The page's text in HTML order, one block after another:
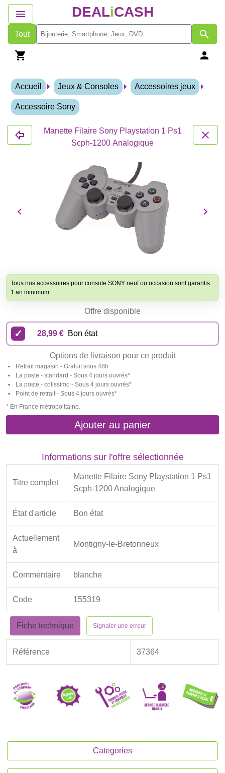
DEALiCASH
Tout
Accueil Jeux & Consoles Accessoires jeux
Accessoire Sony
Manette Filaire Sony Playstation 1 Ps1
Scph-1200 Analogique
Tous nos accessoires pour console SONY neuf ou occasion sont garantis
1 an minimum.
Offre disponible
28,99 € Bon état
Options de livraison pour ce produit
Retrait magasin - Gratuit sous 48h
La poste - standard - Sous 4 jours ouvrés*
La poste - colissimo - Sous 4 jours ouvrés*
Point de retrait - Sous 4 jours ouvrés*
* En France métropolitaine.
Ajouter au panier
Informations sur l'offre sélectionnée
Titre complet
Manette Filaire Sony Playstation 1 Ps1
Scph-1200 Analogique
État d'article Bon état
Actuellement
à
Montigny-le-Bretonneux
Commentaire blanche
Code 155319
Fiche technique Signaler une erreur
Référence 37364
Categories